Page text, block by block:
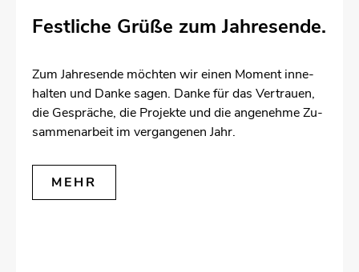
Fest­li­che Grüße zum Jah­res­en­de.
Zum Jah­res­en­de möch­ten wir einen Mo­ment in­ne­
hal­ten und Danke sagen. Danke für das Ver­trau­en,
die Ge­sprä­che, die Pro­jek­te und die an­ge­neh­me Zu­
sam­men­ar­beit im ver­gan­ge­nen Jahr.
MEHR